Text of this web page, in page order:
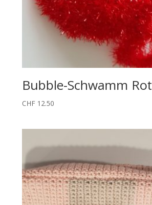
Bubble-Schwamm Rot
CHF12.50